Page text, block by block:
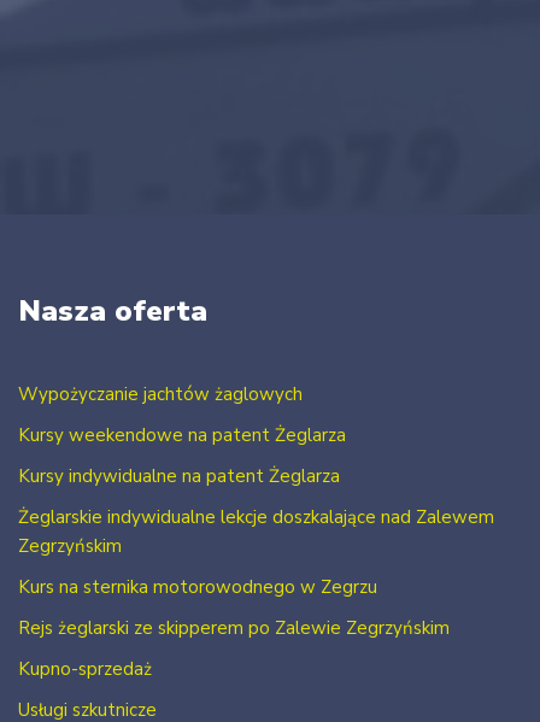
Nasza oferta
Wypożyczanie jachtów żaglowych
Kursy weekendowe na patent Żeglarza
Kursy indywidualne na patent Żeglarza
Żeglarskie indywidualne lekcje doszkalające nad Zalewem
Zegrzyńskim
Kurs na sternika motorowodnego w Zegrzu
Rejs żeglarski ze skipperem po Zalewie Zegrzyńskim
Kupno-sprzedaż
Usługi szkutnicze